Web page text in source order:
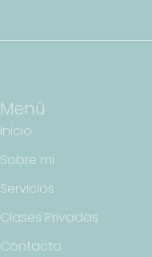
Menú
Inicio
Sobre mi
Servicios
Clases Privadas
Contacto